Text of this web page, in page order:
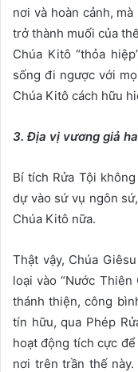
nơi và hoàn cảnh,
trở thành muối của
Chúa Kitô “thỏa
sống đi ngược với
Chúa Kitô cách hữu
3. Địa vị vương giả
Bí tích Rửa Tội
dự vào sứ vụ ngôn
Chúa Kitô nữa.
Thật vậy, Chúa
loại vào “Nước Thiên
thánh thiện, công
tín hữu, qua Phép
hoạt động tích cực để
nơi trên trần thế